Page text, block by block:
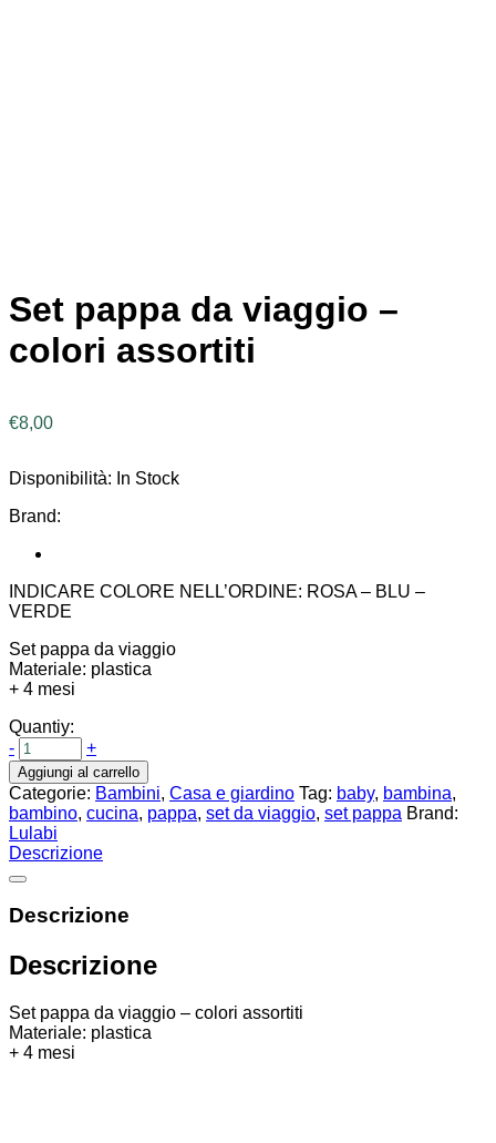
Set pappa da viaggio –
colori assortiti
€8,00
Disponibilità: In Stock
Brand:
INDICARE COLORE NELL’ORDINE: ROSA – BLU –
VERDE
Set pappa da viaggio
Materiale: plastica
+ 4 mesi
Quantiy:
-
+
Aggiungi al carrello
Categorie: Bambini, Casa e giardino Tag: baby, bambina,
bambino, cucina, pappa, set da viaggio, set pappa Brand:
Lulabi
Descrizione
Descrizione
Descrizione
Set pappa da viaggio – colori assortiti
Materiale: plastica
+ 4 mesi